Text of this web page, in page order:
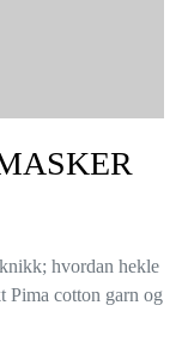
hvordan hekle
Pima cotton garn og